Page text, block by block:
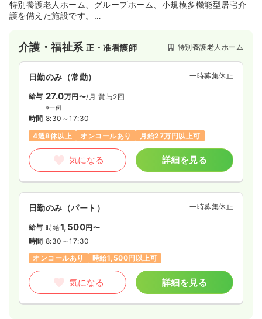
特別養護老人ホーム、グループホーム、小規模多機能型居宅介
護を備えた施設です。
介護・福祉系正・准看護師 特別養護老人ホーム
日勤のみ（常勤） 一時募集休止
給与 27.0万円〜/月 賞与2回
※一例
時間 8:30～17:30
4週8休以上
オンコールあり 月給27万円以上可
気になる 詳細を見る
日勤のみ（パート） 一時募集休止
給与 時給1,500円〜
時間 8:30～17:30
オンコールあり
時給1,500円以上可
気になる 詳細を見る